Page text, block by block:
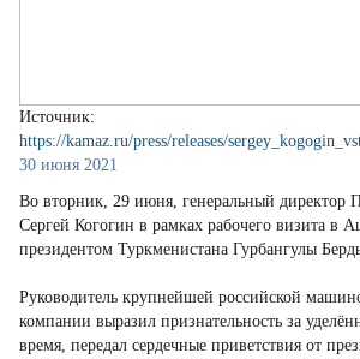
Источник:
https://kamaz.ru/press/releases/
30 июня 2021
Во вторник, 29 июня, генеральный
Сергей Когогин в рамках рабочего визита в
президентом Туркменистана Гурбангулы
Руководитель крупнейшей российской
компании выразил признательность за
время, передал сердечные приветствия от